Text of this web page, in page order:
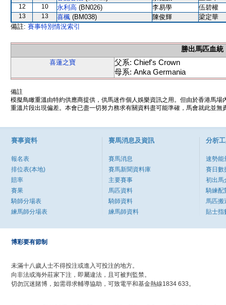
12 10 永利高 (BN026) 李易學 伍碧權
13 13 喜楓 (BM038) 陳俊輝
梁定華
備註: 賽事特別情況索引
勝出馬匹血統
喜蓮之寶
父系: Chief's Crown
母系: Anka Germania
備註
模擬鳥瞰重溫由特約供應商提供，供馬迷作個人娛樂資訊之用。但由於香港馬
重溫片段出現偏差。本會已盡一切努力務求有關資料盡可能準確，馬會就此並
賽事資料
報名表
排位表(本地)
賠率
賽果
騎師分場表
練馬師分場表
賽馬消息及資訊
賽馬消息
賽馬新聞資料庫
主要賽事
馬匹資料
騎師資料
練馬師資料
分析
速勢能
賽日數
初出馬
騎練配
馬匹搬
貼士指
博彩要有節制
未滿十八歲人士不得投注或進入可投注的地方。
向非法或海外莊家下注，即屬違法，且可被判監禁。
切勿沉迷賭博，如需尋求輔導協助，可致電平和基金熱線1834 633。